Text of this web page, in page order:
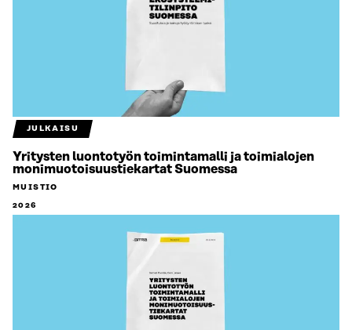
JULKAISU
Yritysten luontotyön toimintamalli ja toimialojen
monimuotoisuustiekartat Suomessa
MUISTIO
2026